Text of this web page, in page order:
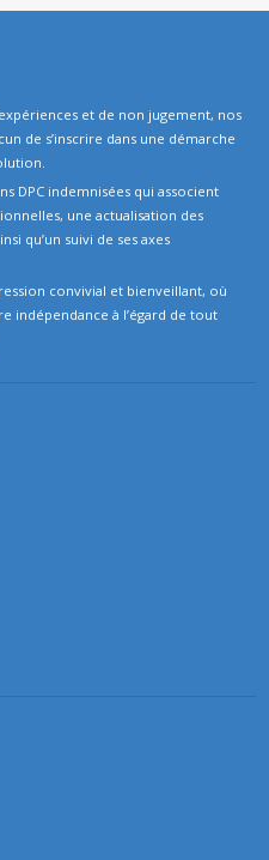
et de non jugement, nos
de s’inscrire dans une démarche
DPC indemnisées qui associent
une actualisation des
qu’un suivi de ses axes
convivial et bienveillant, où
indépendance à l’égard de tout